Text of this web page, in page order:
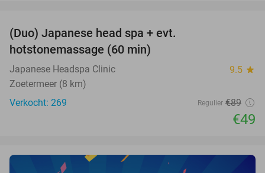
(Duo) Japanese head spa + evt.
hotstonemassage (60 min)
Japanese Headspa Clinic 9.5 star
Zoetermeer (8 km)
Verkocht: 269
Regulier €89
€49